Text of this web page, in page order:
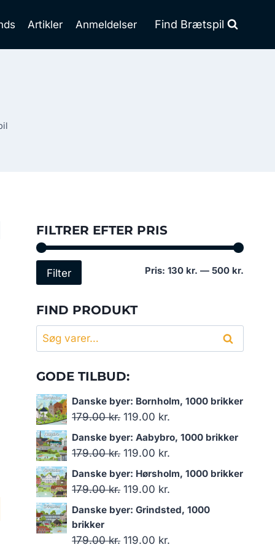
Artikler Anmeldelser Find Brætspil
FILTRER EFTER PRIS
Filter Pris: 130 kr. — 500 kr.
FIND PRODUKT
Søg
efter:
Søg
GODE TILBUD:
Danske byer: Bornholm, 1000 brikker
179.00kr. Den
oprindelige
pris
179.00 kr..
119.00 kr.
aktuelle
119.00 kr..
Danske byer: Aabybro, 1000 brikker
179.00kr. Den
oprindelige
pris
119.00 kr.
aktuelle
119.00 kr..
Danske byer: Hørsholm, 1000 brikker
179.00kr. Den
oprindelige
var:
119.00 kr.
aktuelle
Danske byer: Grindsted, 1000
brikker
179.00kr. Den
119.00 kr.